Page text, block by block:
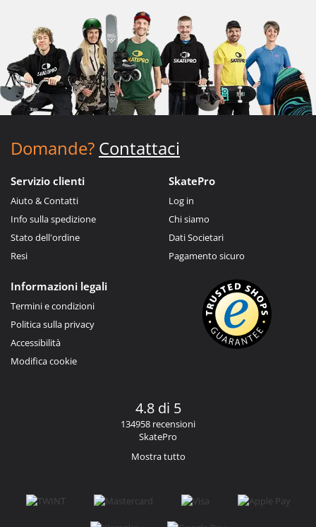
Domande? Contattaci
Servizio clienti
Aiuto & Contatti
Info sulla spedizione
Stato dell'ordine
Resi
SkatePro
Log in
Chi siamo
Dati Societari
Pagamento sicuro
Informazioni legali
Termini e condizioni
Politica sulla privacy
Accessibilità
Modifica cookie
4.8 di 5
134958 recensioni
SkatePro
Mostra tutto